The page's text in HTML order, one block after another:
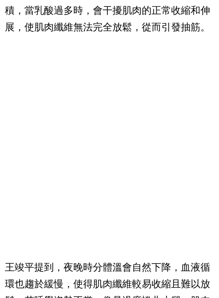
積，當乳酸過多時，會干擾肌肉的正常收縮和伸
展，使肌肉纖維無法完全放鬆，從而引發抽筋。
王竣平提到，夜晚時分體溫會自然下降，血液循
環也趨於緩慢，使得肌肉纖維較易收縮且難以放